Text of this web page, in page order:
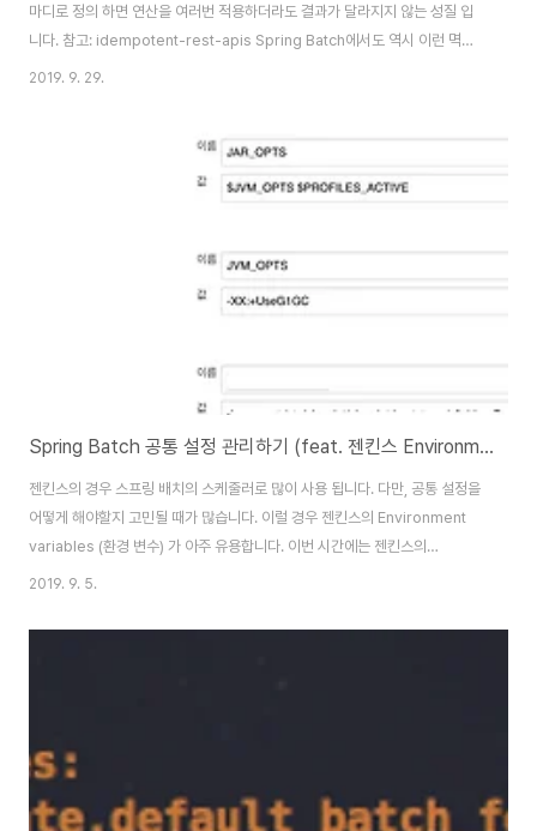
마디로 정의 하면 연산을 여러번 적용하더라도 결과가 달라지지 않는 성질 입
니다. 참고: idempotent-rest-apis Spring Batch에서도 역시 이런 멱등
성이 필요한 경우가 있습니다. 예를 들어 Spring Batch를 사용하다보면 동적
효기간이 만료된 포인트를 정리할 때 매일 한번 오늘을 기준으로 휴면회원 처
리를 할 때 등등 실행되는 시간을 기준으로 데이터를 조회하고 처리해야할 경
2019. 9. 29.
Spring Batch 공통 설정 관리하기 (feat. 젠킨스 Environment variables)
젠킨스의 경우 스프링 배치의 스케줄러로 많이 사용 됩니다. 다만, 공통 설정을
어떻게 해야할지 고민될 때가 많습니다. 이럴 경우 젠킨스의 Environment
variables (환경 변수) 가 아주 유용합니다. 이번 시간에는 젠킨스의
Environment variables를 통해 스프링 배치의 공통 설정들을 관리해보겠
기존 상황 젠킨스에서 스프링 배치를 사용하다보면 다음과 같은 상황을 자주
2019. 9. 5.